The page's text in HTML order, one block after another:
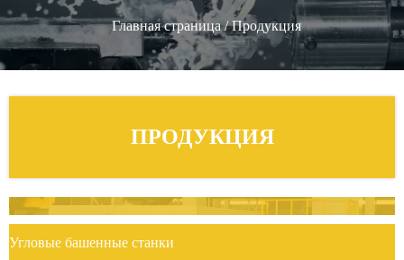
Главная страница/Продукция
ПРОДУКЦИЯ
Угловые башенные станки